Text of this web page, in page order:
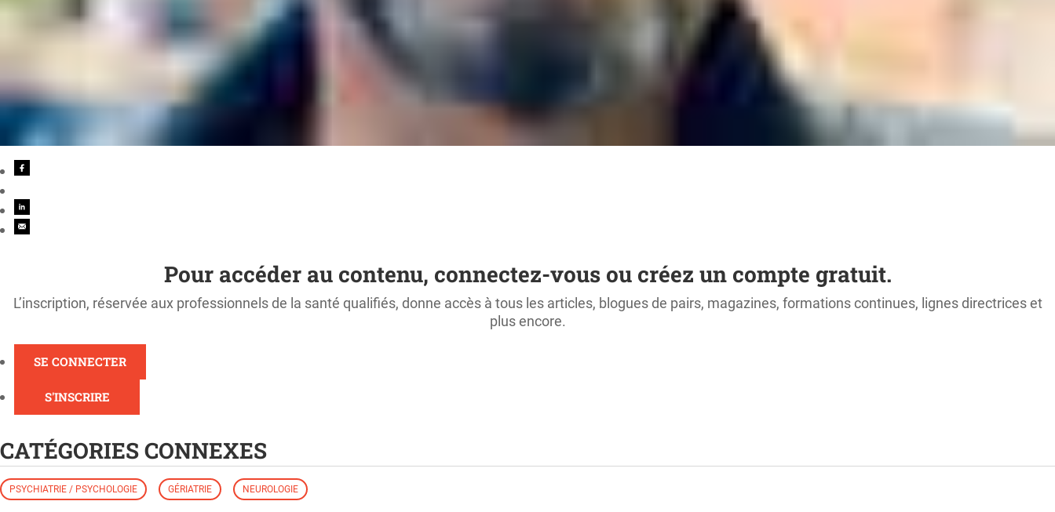
Pour accéder au contenu, connectez-vous ou créez un compte gratuit.
L’inscription, réservée aux professionnels de la santé qualifiés, donne accès à tous les articles, blogues de pairs, magazines, formations continues, lignes directrices et
plus encore.
SE CONNECTER
S'INSCRIRE
CATÉGORIES CONNEXES
PSYCHIATRIE / PSYCHOLOGIE GÉRIATRIE NEUROLOGIE